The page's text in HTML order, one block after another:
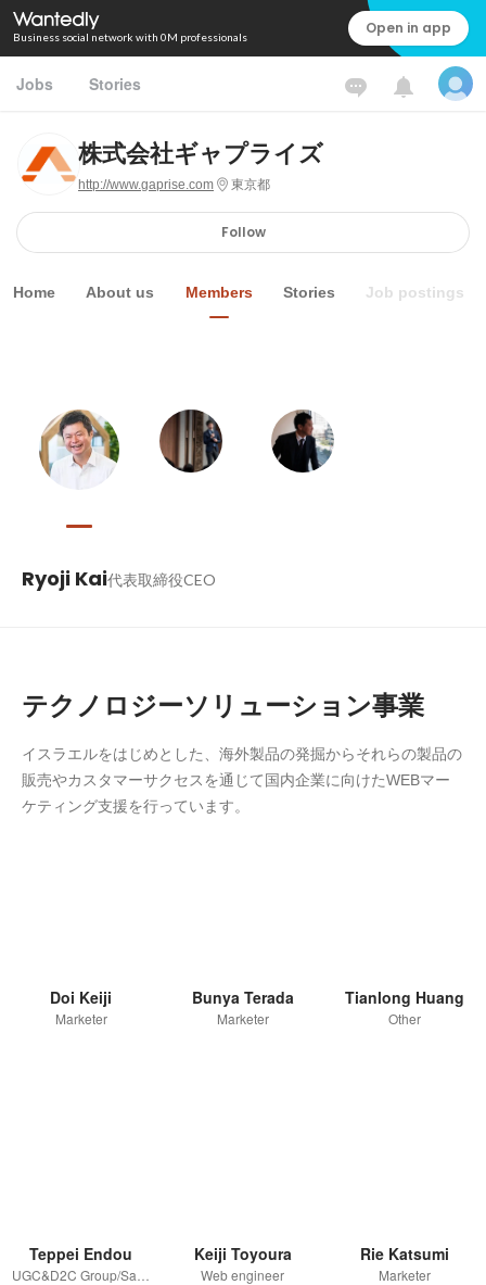
Business social network with 0M professionals Open in app
Jobs Stories
株式会社ギャプライズ
http://www.gaprise.com 東京都
Follow
Home About us Members Stories Job postings
Ryoji Kai代表取締役CEO
テクノロジーソリューション事業
イスラエルをはじめとした、海外製品の発掘からそれらの製品の
販売やカスタマーサクセスを通じて国内企業に向けたWEBマー
ケティング支援を行っています。
Doi Keiji
Marketer
Bunya Terada
Marketer
Tianlong Huang
Other
Teppei Endou Keiji Toyoura
Web engineer
Rie Katsumi
Marketer